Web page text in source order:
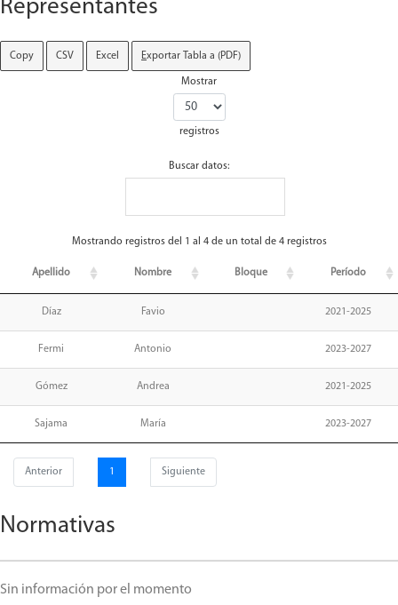
Representantes
Copy CSV Excel Exportar Tabla a (PDF)
Mostrar
registros
Buscar datos:
Mostrando registros del 1 al 4 de un total de 4 registros
Apellido Nombre Bloque Período
Díaz Favio 2021-2025
Fermi Antonio 2023-2027
Gómez Andrea 2021-2025
Sajama María 2023-2027
Anterior 1 Siguiente
Normativas
Sin información por el momento